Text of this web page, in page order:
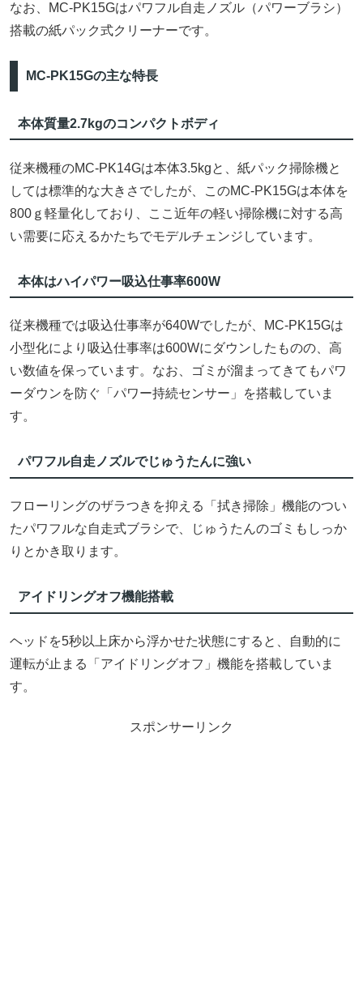
なお、MC-PK15Gはパワフル自走ノズル（パワーブラシ）
搭載の紙パック式クリーナーです。
MC-PK15Gの主な特長
本体質量2.7kgのコンパクトボディ
従来機種のMC-PK14Gは本体3.5kgと、紙パック掃除機と
しては標準的な大きさでしたが、このMC-PK15Gは本体を
800ｇ軽量化しており、ここ近年の軽い掃除機に対する高
い需要に応えるかたちでモデルチェンジしています。
本体はハイパワー吸込仕事率600W
従来機種では吸込仕事率が640Wでしたが、MC-PK15Gは
小型化により吸込仕事率は600Wにダウンしたものの、高
い数値を保っています。なお、ゴミが溜まってきてもパワ
ーダウンを防ぐ「パワー持続センサー」を搭載していま
す。
パワフル自走ノズルでじゅうたんに強い
フローリングのザラつきを抑える「拭き掃除」機能のつい
たパワフルな自走式ブラシで、じゅうたんのゴミもしっか
りとかき取ります。
アイドリングオフ機能搭載
ヘッドを5秒以上床から浮かせた状態にすると、自動的に
運転が止まる「アイドリングオフ」機能を搭載していま
す。
スポンサーリンク